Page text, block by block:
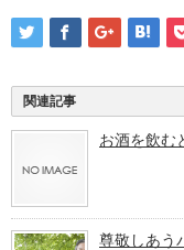
関連記事
お酒を飲む
尊敬しあう